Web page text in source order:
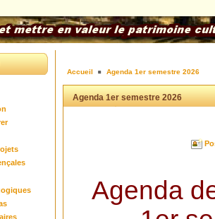
Accueil Agenda 1er semestre 2026
Agenda 1er semestre 2026
Agenda